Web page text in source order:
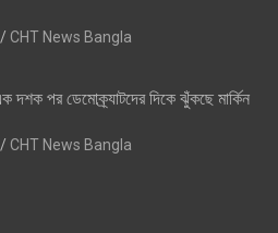
CHT News Bangla
দশক পর ডেমোক্র্যাটদের দিকে ঝুঁকছে মার্কিন
CHT News Bangla